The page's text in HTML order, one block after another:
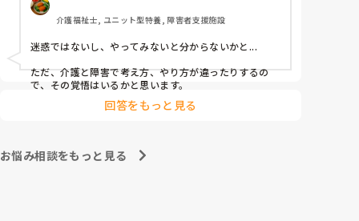
介護福祉士, ユニット型特養, 障害者支援施設
迷惑ではないし、やってみないと分からないかと...
ただ、介護と障害で考え方、やり方が違ったりするの
で、その覚悟はいるかと思います。
回答をもっと見る
お悩み相談をもっと見る